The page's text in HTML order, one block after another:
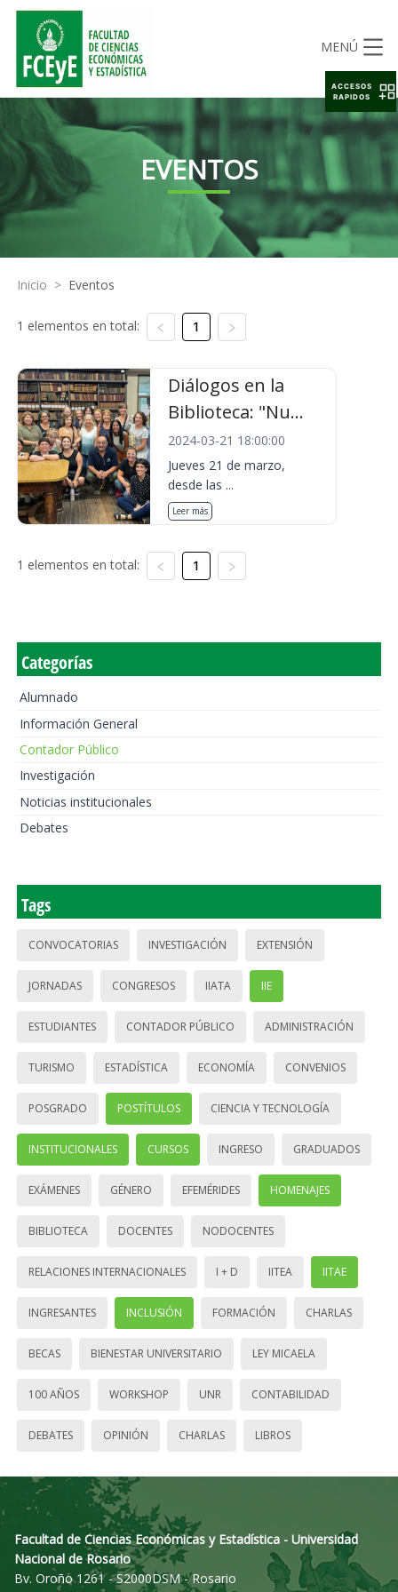
MENÚ
EVENTOS
Inicio > Eventos
1 elementos en total: 1
Diálogos en la
Biblioteca: "Nu...
2024-03-21 18:00:00
Jueves 21 de marzo,
desde las ...
Leer más
1 elementos en total: 1
Categorías
Alumnado
Información General
Contador Público
Investigación
Noticias institucionales
Debates
Tags
CONVOCATORIAS INVESTIGACIÓN EXTENSIÓN
JORNADAS CONGRESOS IIATA IIE
ESTUDIANTES CONTADOR PÚBLICO ADMINISTRACIÓN
TURISMO ESTADÍSTICA ECONOMÍA CONVENIOS
POSGRADO POSTÍTULOS CIENCIA Y TECNOLOGÍA
INSTITUCIONALES CURSOS INGRESO GRADUADOS
EXÁMENES GÉNERO EFEMÉRIDES HOMENAJES
BIBLIOTECA DOCENTES NODOCENTES
RELACIONES INTERNACIONALES I + D IITEA IITAE
INGRESANTES INCLUSIÓN FORMACIÓN CHARLAS
BECAS BIENESTAR UNIVERSITARIO LEY MICAELA
100 AÑOS WORKSHOP UNR CONTABILIDAD
DEBATES OPINIÓN CHARLAS LIBROS
Facultad de Ciencias Económicas y Estadística - Universidad
Nacional de Rosario
Bv. Oroño 1261 - S2000DSM - Rosario
ACCESOS
RAPIDOS